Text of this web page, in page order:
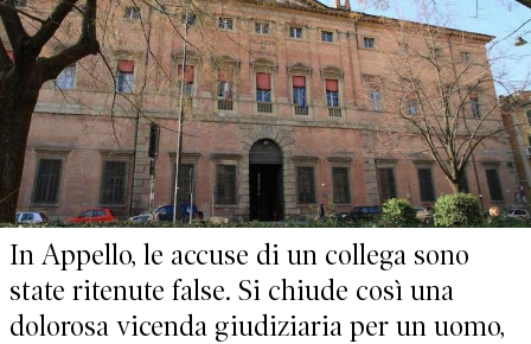
In Appello, le accuse di un collega sono
state ritenute false. Si chiude così una
dolorosa vicenda giudiziaria per un uomo,